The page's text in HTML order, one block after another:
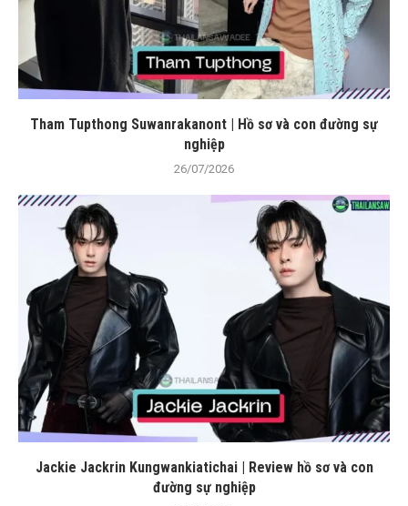
Tham Tupthong Suwanrakanont | Hồ sơ và con đường sự
nghiệp
26/07/2026
Jackie Jackrin Kungwankiatichai | Review hồ sơ và con
đường sự nghiệp